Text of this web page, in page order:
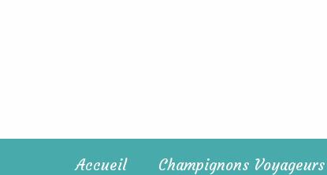
Accueil Champignons Voyageurs